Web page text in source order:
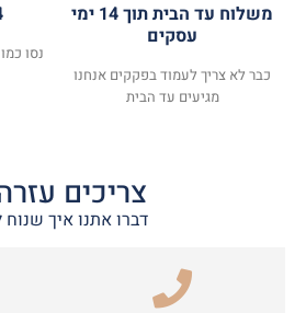
משלוח עד הבית תוך 14 ימי
עסקים
כבר לא צריך לעמוד בפקקים אנחנו
מגיעים עד הבית
נסו
צריכים
דברו אתנו איך